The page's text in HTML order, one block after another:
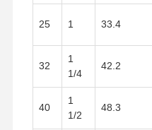
25 1 33.4
32
1
1/4
42.2
40
1
1/2
48.3